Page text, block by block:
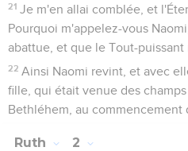
21 Je m'en allai comblée, et
Pourquoi m'appelez-vous
abattue, et que le Tout-puissant
22 Ainsi Naomi revint, et avec
fille, qui était venue des
Bethléhem, au commencement
Ruth 2